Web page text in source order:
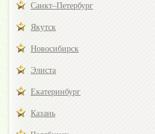
Санкт–Петербург
Якутск
Новосибирск
Элиста
Екатеринбург
Казань